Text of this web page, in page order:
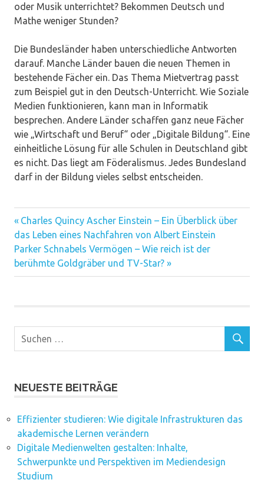
oder Musik unterrichtet? Bekommen Deutsch und
Mathe weniger Stunden?
Die Bundesländer haben unterschiedliche Antworten
darauf. Manche Länder bauen die neuen Themen in
bestehende Fächer ein. Das Thema Mietvertrag passt
zum Beispiel gut in den Deutsch-Unterricht. Wie Soziale
Medien funktionieren, kann man in Informatik
besprechen. Andere Länder schaffen ganz neue Fächer
wie „Wirtschaft und Beruf“ oder „Digitale Bildung“. Eine
einheitliche Lösung für alle Schulen in Deutschland gibt
es nicht. Das liegt am Föderalismus. Jedes Bundesland
darf in der Bildung vieles selbst entscheiden.
Beitragsnavigation
Vorheriger
Beitrag:
Charles Quincy Ascher Einstein – Ein Überblick über
das Leben eines Nachfahren von Albert Einstein
Nächster
Beitrag:
Parker Schnabels Vermögen – Wie reich ist der
berühmte Goldgräber und TV-Star?
NEUESTE BEITRÄGE
Effizienter studieren: Wie digitale Infrastrukturen das
akademische Lernen verändern
Digitale Medienwelten gestalten: Inhalte,
Schwerpunkte und Perspektiven im Mediendesign
Studium